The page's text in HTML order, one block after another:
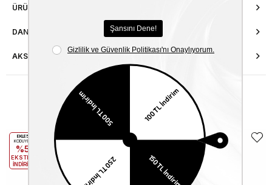
ÜRÜN ÖZELLIKLERI
DANIŞMA HATTI
AKSESUAR ONARIMI
Benzer Ürünler
EKLE5
KODUYLA
%5
EKSTRA
İNDİRİM
KODUYLA
EKSTRA
İNDİRİM